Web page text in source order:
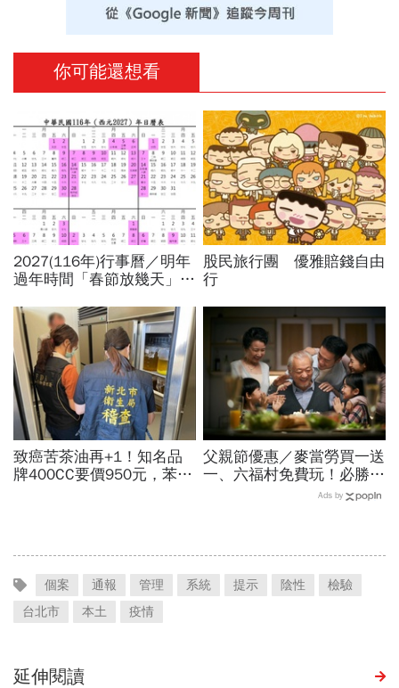
你可能還想看
2027(116年)行事曆／明年
過年時間「春節放幾天」、
天以上有9個：請假懶人包
股民旅行團 優雅賠錢自由
行
致癌苦茶油再+1！知名品
牌400CC要價950元，苯駢
父親節優惠／麥當勞買一送
一、六福村免費玩！必勝
客、肯德基、遊樂園…29
Ads by
個案 通報 管理 系統 提示 陰性
檢驗
台北市
本土 疫情
延伸閱讀